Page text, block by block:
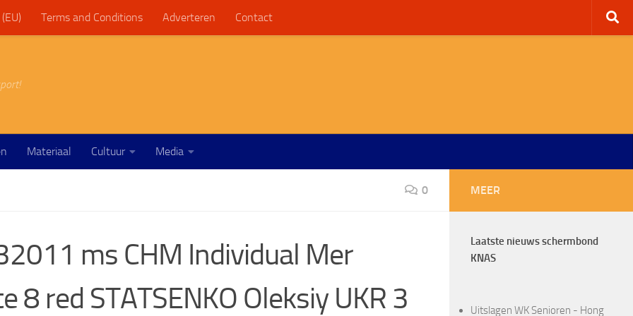
Terms and Conditions Adverteren Contact
Materiaal Cultuur Media
0
ms CHM Individual Mer
8 red STATSENKO Oleksiy UKR 3
MEER
Laatste nieuws schermbond
KNAS
Uitslagen WK Senioren - Hong